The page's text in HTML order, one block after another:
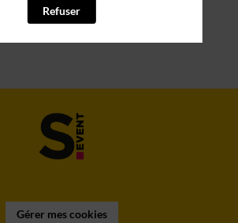
Gérer mes cookies
Refuser